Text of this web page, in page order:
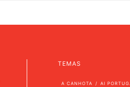
TEMAS
A CANHOTA AI